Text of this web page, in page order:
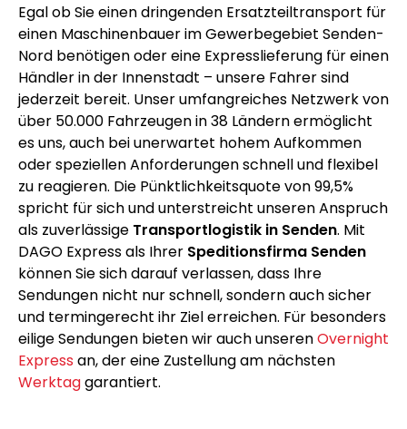
Egal ob Sie einen dringenden Ersatzteiltransport für
einen Maschinenbauer im Gewerbegebiet Senden-
Nord benötigen oder eine Expresslieferung für einen
Händler in der Innenstadt – unsere Fahrer sind
jederzeit bereit. Unser umfangreiches Netzwerk von
über 50.000 Fahrzeugen in 38 Ländern ermöglicht
es uns, auch bei unerwartet hohem Aufkommen
oder speziellen Anforderungen schnell und flexibel
zu reagieren. Die Pünktlichkeitsquote von 99,5%
spricht für sich und unterstreicht unseren Anspruch
als zuverlässige Transportlogistik in Senden. Mit
DAGO Express als Ihrer Speditionsfirma Senden
können Sie sich darauf verlassen, dass Ihre
Sendungen nicht nur schnell, sondern auch sicher
und termingerecht ihr Ziel erreichen. Für besonders
eilige Sendungen bieten wir auch unserenOvernight
Express an, der eine Zustellung am nächsten
Werktaggarantiert.